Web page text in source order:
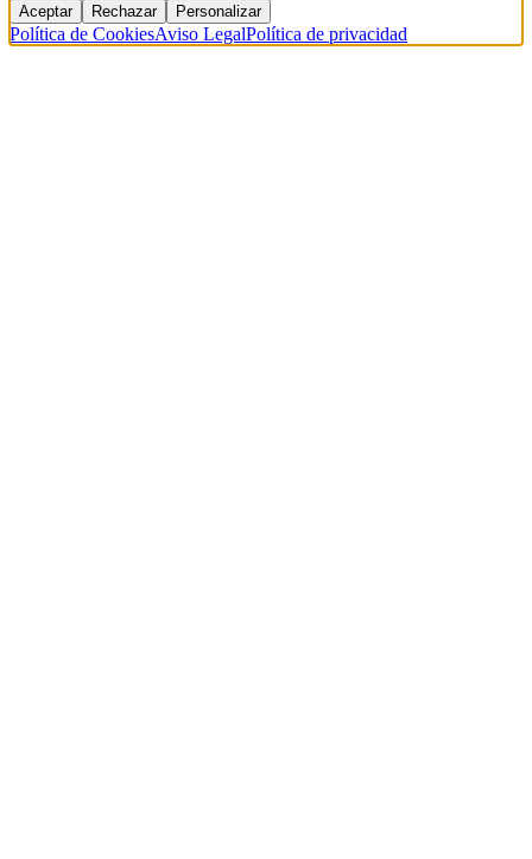
Aceptar Rechazar Personalizar
Política de CookiesAviso LegalPolítica de privacidad